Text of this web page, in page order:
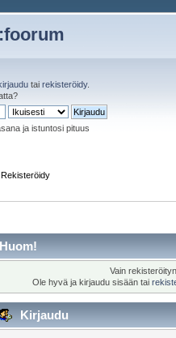
tai rekisteröidy.
ja istuntosi pituus
Rekisteröidy
Huom!
Vain
Ole hyvä ja kirjaudu sisään tai
Kirjaudu